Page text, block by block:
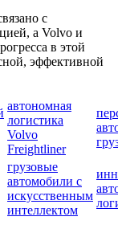
с
а Volvo и
в этой
эффективной
автономная
логистика
Volvo
Freightliner
грузовые
автомобили с
искусственным
интеллектом